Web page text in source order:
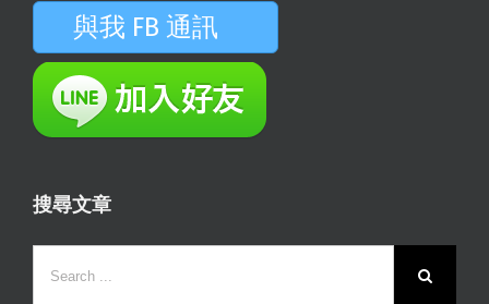
與我 FB 通訊
搜尋文章